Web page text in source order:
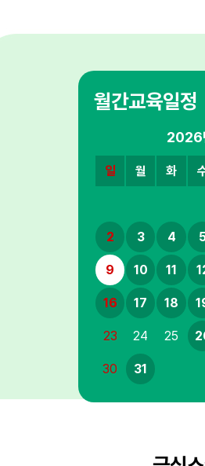
월간교육일정
2026
일 월 화
2 3 4
9 10 11
16 17 18
23 24 25
30 31